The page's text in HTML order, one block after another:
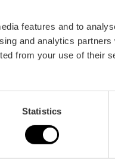
features and to
and analytics
from your use of their
Statistics